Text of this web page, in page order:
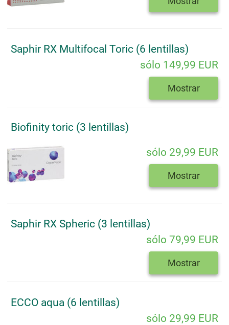
Saphir RX Multifocal Toric (6 lentillas)
sólo 149,99 EUR
Mostrar
Biofinity toric (3 lentillas)
sólo 29,99 EUR
Mostrar
Saphir RX Spheric (3 lentillas)
sólo 79,99 EUR
Mostrar
ECCO aqua (6 lentillas)
sólo 29,99 EUR